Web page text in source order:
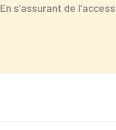
En s’assurant de